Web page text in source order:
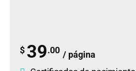
$ 39.00 / página